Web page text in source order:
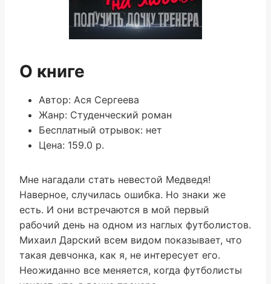
О книге
Автор: Ася Сергеева
Жанр: Студенческий роман
Бесплатный отрывок: нет
Цена: 159.0 р.
Мне нагадали стать невестой Медведя!
Наверное, случилась ошибка. Но знаки же
есть. И они встречаются в мой первый
рабочий день на одном из наглых футболистов.
Михаил Дарский всем видом показывает, что
такая девчонка, как я, не интересует его.
Неожиданно все меняется, когда футболисты